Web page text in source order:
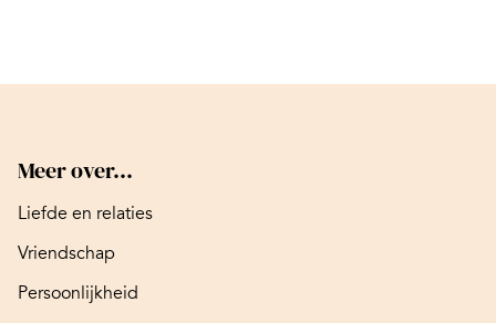
Meer over...
Liefde en relaties
Vriendschap
Persoonlijkheid